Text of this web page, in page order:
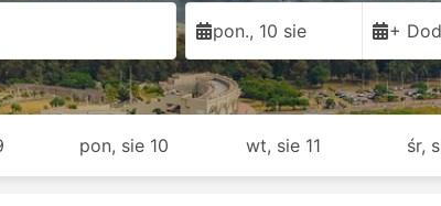
pon., 10 sie +
pon, sie 10 wt, sie 11 śr,